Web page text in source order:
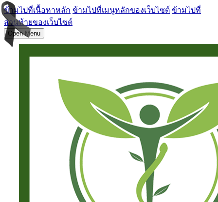
ข้ามไปที่เนื้อหาหลัก ข้ามไปที่เมนูหลักของเว็บไซต์ ข้ามไปที่
ส่วนท้ายของเว็บไซต์
Open Menu